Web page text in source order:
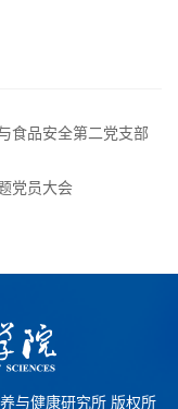
食品安全第二党支部
党员大会
与健康研究所 版权所